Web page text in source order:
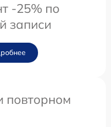
-25% по
записи
повторном